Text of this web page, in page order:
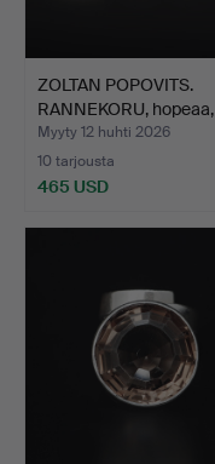
ZOLTAN POPOVITS.
RANNEKORU, hopeaa,
”Bantu…
Myyty 12 huhti 2026
10 tarjousta
465 USD